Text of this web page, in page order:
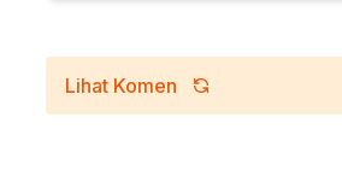
Lihat Komen